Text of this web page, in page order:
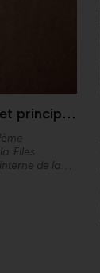
principes
Elles
de la